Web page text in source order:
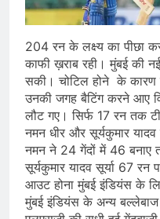
204 रन के लक्ष्य का पीछा
काफी ख़राब रही। मुंबई की
सकी। चोटिल होने के कारण
उनकी जगह बैटिंग करने आए
लौट गए। सिर्फ 17 रन तक
नमन धीर और सूर्यकुमार
नमन ने 24 गेंदों में 46 बनाए
सूर्यकुमार यादव सूर्या 67
आउट होना मुंबई इंडियंस के
मुंबई इंडियंस के अन्य